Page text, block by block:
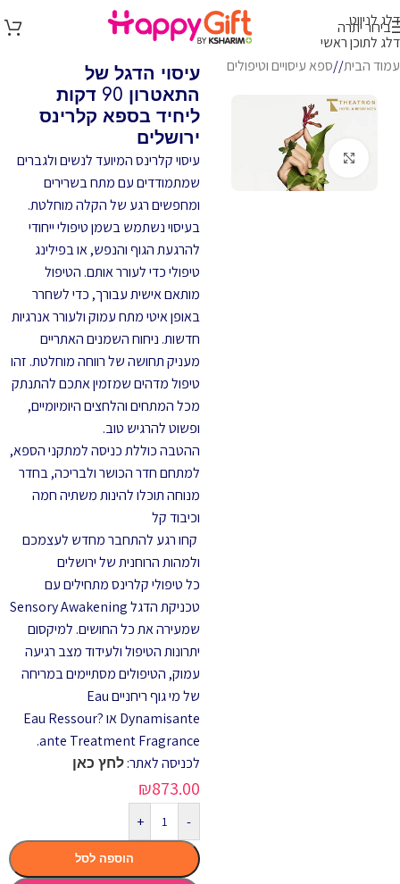
דלג לניווט
דלג לתוכן ראשי
בירור יתרה
עמוד הבית/ ספא עיסויים וטיפולים
לחץ להגדלה
עיסוי הדגל של
התאטרון 90 דקות
ליחיד בספא קלרינס
ירושלים
עיסוי קלרינס המיועד לנשים ולגברים
שמתמודדים עם מתח בשרירים
ומחפשים רגע של הקלה מוחלטת.
בעיסוי נשתמש בשמן טיפולי ייחודי
להרגעת הגוף והנפש, או בפילינג
טיפולי כדי לעורר אותם. הטיפול
מותאם אישית עבורך, כדי לשחרר
באופן איטי מתח עמוק ולעורר אנרגיות
חדשות. ניחוח השמנים האתריים
מעניק תחושה של רווחה מוחלטת. זהו
טיפול מדהים שמזמין אתכם להתנתק
מכל המתחים והלחצים היומיומיים,
ופשוט להרגיש טוב.
ההטבה כוללת כניסה למתקני הספא,
למתחם חדר הכושר ולבריכה, בחדר
מנוחה תוכלו להינות משתיה חמה
וכיבוד קל
קחו רגע להתחבר מחדש לעצמכם
ולמהות הרוחנית של ירושלים
כל טיפולי קלרינס מתחילים עם
טכניקת הדגל Sensory Awakening
שמעירה את כל החושים. למיקסום
יתרונות הטיפול ולעידוד מצב רגיעה
עמוק, הטיפולים מסתיימים במריחה
של מי גוף ריחניים Eau
Dynamisante או Eau Ressour?
ante Treatment Fragrance.
לכניסה לאתר: לחץ כאן
₪873.00
-
+
הוספה לסל